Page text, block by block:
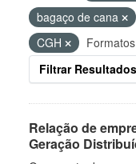
bagaço de cana
CGH
Filtrar Resultados
Relação de
Geração